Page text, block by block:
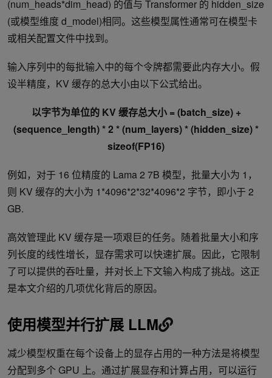
(num_heads*dim_head) 的值与 Transformer 的 hidden_size
(或模型维度 d_model)相同。这些模型属性通常可在模型卡
或相关配置文件中找到。
输入序列中的每批输入中的每个令牌都需要此内存大小。假
设半精度，KV 缓存的总大小由以下公式给出。
以字节为单位的 KV 缓存总大小 = (batch_size) +
(sequence_length) * 2 * (num_layers) * (hidden_size) *
sizeof(FP16)
例如，对于 16 位精度的 Lama 2 7B 模型，批量大小为 1，
则 KV 缓存的大小为 1*4096*2*32*4096*2 字节，即小于 2
GB.
高效管理此 KV 缓存是一项艰巨的任务。随着批量大小和序
列长度的线性增长，显存需求可以快速扩展。因此，它限制
了可以提供的吞吐量，并对长上下文输入构成了挑战。这正
是本文介绍的几项优化背后的原因。
使用模型并行扩展 LLM
减少模型权重在每个设备上的显存占用的一种方法是将模型
分配到多个 GPU 上。通过扩展显存和计算占用，可以运行